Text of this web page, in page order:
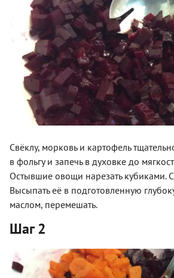
Свёклу, морковь и картофель
в фольгу и запечь в духовке до
Остывшие овощи нарезать кубиками.
Высыпать её в подготовленную
маслом, перемешать.
Шаг 2